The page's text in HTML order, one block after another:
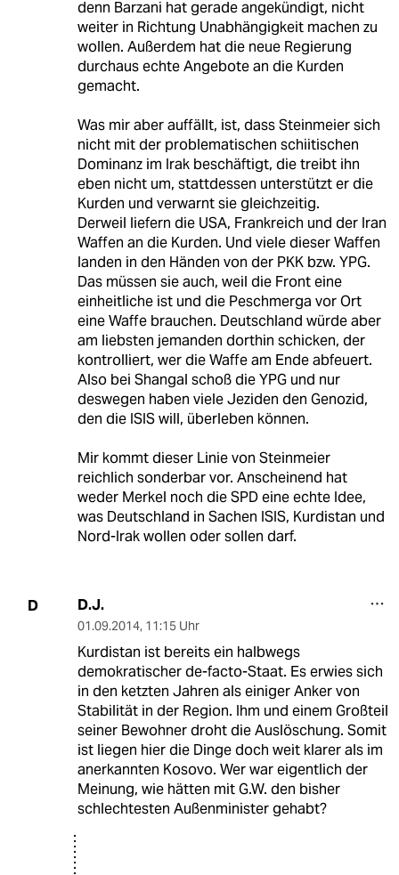
denn Barzani hat gerade angekündigt, nicht
weiter in Richtung Unabhängigkeit machen zu
wollen. Außerdem hat die neue Regierung
durchaus echte Angebote an die Kurden
gemacht.
Was mir aber auffällt, ist, dass Steinmeier sich
nicht mit der problematischen schiitischen
Dominanz im Irak beschäftigt, die treibt ihn
eben nicht um, stattdessen unterstützt er die
Kurden und verwarnt sie gleichzeitig.
Derweil liefern die USA, Frankreich und der Iran
Waffen an die Kurden. Und viele dieser Waffen
landen in den Händen von der PKK bzw. YPG.
Das müssen sie auch, weil die Front eine
einheitliche ist und die Peschmerga vor Ort
eine Waffe brauchen. Deutschland würde aber
am liebsten jemanden dorthin schicken, der
kontrolliert, wer die Waffe am Ende abfeuert.
Also bei Shangal schoß die YPG und nur
deswegen haben viele Jeziden den Genozid,
den die ISIS will, überleben können.
Mir kommt dieser Linie von Steinmeier
reichlich sonderbar vor. Anscheinend hat
weder Merkel noch die SPD eine echte Idee,
was Deutschland in Sachen ISIS, Kurdistan und
Nord-Irak wollen oder sollen darf.
D D.J.
01.09.2014, 11:15 Uhr
Kurdistan ist bereits ein halbwegs
demokratischer de-facto-Staat. Es erwies sich
in den ketzten Jahren als einiger Anker von
Stabilität in der Region. Ihm und einem Großteil
seiner Bewohner droht die Auslöschung. Somit
ist liegen hier die Dinge doch weit klarer als im
anerkannten Kosovo. Wer war eigentlich der
Meinung, wie hätten mit G.W. den bisher
schlechtesten Außenminister gehabt?